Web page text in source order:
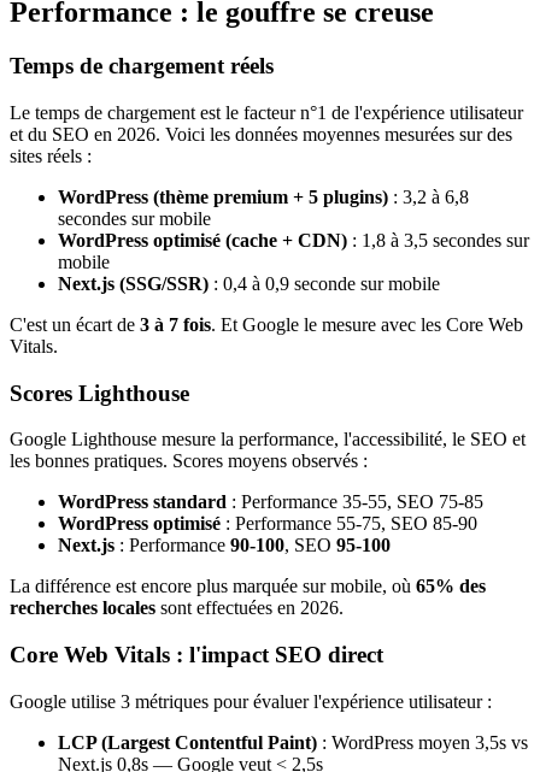
Performance : le gouffre se creuse
Temps de chargement réels
Le temps de chargement est le facteur n°1 de l'expérience utilisateur
et du SEO en 2026. Voici les données moyennes mesurées sur des
sites réels :
WordPress (thème premium + 5 plugins) : 3,2 à 6,8
secondes sur mobile
WordPress optimisé (cache + CDN) : 1,8 à 3,5 secondes sur
mobile
Next.js (SSG/SSR) : 0,4 à 0,9 seconde sur mobile
C'est un écart de 3 à 7 fois. Et Google le mesure avec les Core Web
Vitals.
Scores Lighthouse
Google Lighthouse mesure la performance, l'accessibilité, le SEO et
les bonnes pratiques. Scores moyens observés :
WordPress standard : Performance 35-55, SEO 75-85
WordPress optimisé : Performance 55-75, SEO 85-90
Next.js : Performance 90-100, SEO 95-100
La différence est encore plus marquée sur mobile, où 65% des
recherches locales sont effectuées en 2026.
Core Web Vitals : l'impact SEO direct
Google utilise 3 métriques pour évaluer l'expérience utilisateur :
LCP (Largest Contentful Paint) : WordPress moyen 3,5s vs
Next.js 0,8s — Google veut < 2,5s